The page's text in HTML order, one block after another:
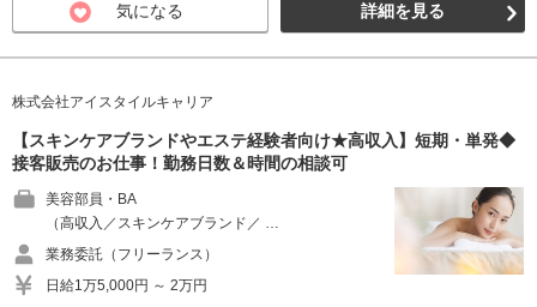
気になる 詳細を見る
株式会社アイスタイルキャリア
【スキンケアブランドやエステ経験者向け★高収入】短期・単発◆
接客販売のお仕事！勤務日数＆時間の相談可
美容部員・BA
（高収入／スキンケアブランド／ …
業務委託（フリーランス）
日給1万5,000円 ～ 2万円